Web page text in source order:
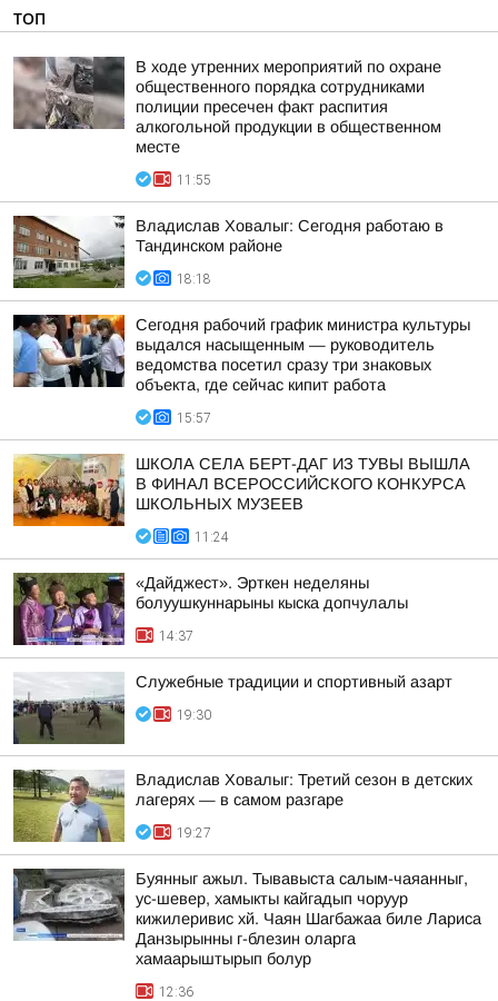
ТОП
В ходе утренних мероприятий по охране
общественного порядка сотрудниками
полиции пресечен факт распития
алкогольной продукции в общественном
месте
11:55
Владислав Ховалыг: Сегодня работаю в
Тандинском районе
18:18
Сегодня рабочий график министра культуры
выдался насыщенным — руководитель
ведомства посетил сразу три знаковых
объекта, где сейчас кипит работа
15:57
ШКОЛА СЕЛА БЕРТ-ДАГ ИЗ ТУВЫ ВЫШЛА
В ФИНАЛ ВСЕРОССИЙСКОГО КОНКУРСА
ШКОЛЬНЫХ МУЗЕЕВ
11:24
«Дайджест». Эрткен неделяны
болуушкуннарыны кыска допчулалы
14:37
Служебные традиции и спортивный азарт
19:30
Владислав Ховалыг: Третий сезон в детских
лагерях — в самом разгаре
19:27
Буянныг ажыл. Тывавыста салым-чаяанныг,
ус-шевер, хамыкты кайгадып чоруур
кижилеривис хй. Чаян Шагбажаа биле Лариса
Данзырынны г-блезин оларга
хамаарыштырып болур
12:36